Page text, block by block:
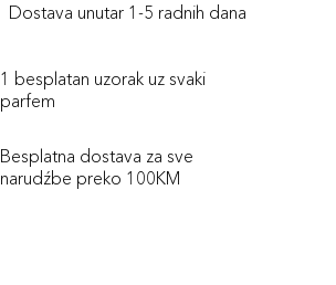
Dostava unutar 1-5 radnih dana
1 besplatan uzorak uz svaki
parfem
Besplatna dostava za sve
narudźbe preko 100KM